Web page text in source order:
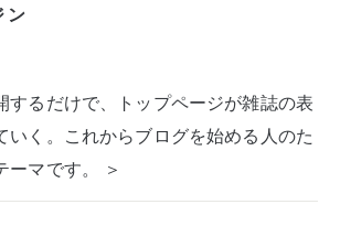
ン
するだけで、トップページが雑誌の表
いく。これからブログを始める人のた
ーマです。 ＞